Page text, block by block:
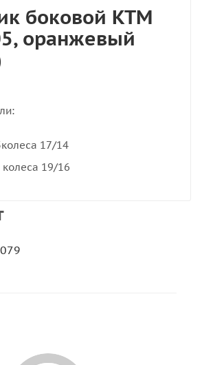
боковой KTM
оранжевый
17/14
колеса 19/16